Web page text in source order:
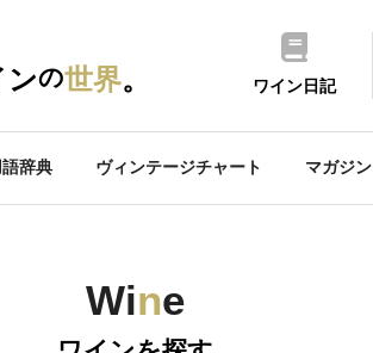
ンの世界。 ワイン日記
辞典 ヴィンテージチャート マガジン
Wine